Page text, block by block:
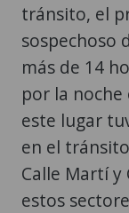
tránsito, el
sospechoso
más de 14
por la noche
este lugar
en el
Calle Martí y
estos